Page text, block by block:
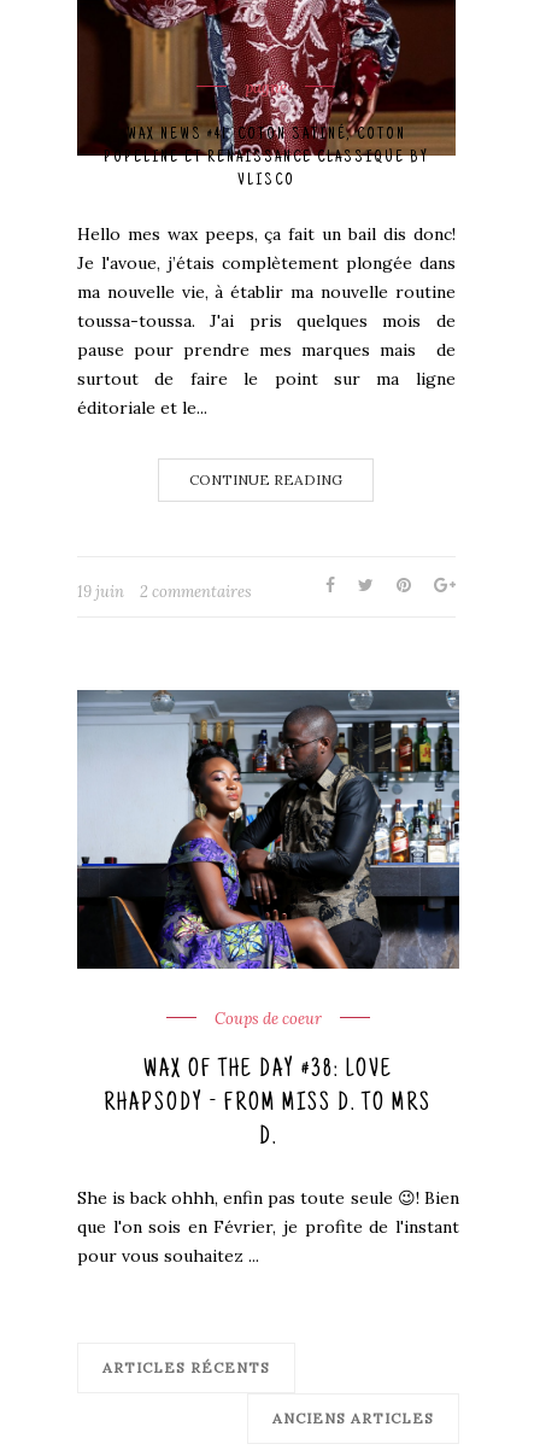
pagne
WAX NEWS #41: COTON SATINÉ, COTON
POPELINE ET RENAISSANCE CLASSIQUE BY
VLISCO
Hello mes wax peeps, ça fait un bail dis donc!
Je l'avoue, j’étais complètement plongée dans
ma nouvelle vie, à établir ma nouvelle routine
toussa-toussa. J'ai pris quelques mois de
pause pour prendre mes marques mais de
surtout de faire le point sur ma ligne
éditoriale et le...
CONTINUE READING
19 juin 2 commentaires
Coups de coeur
WAX OF THE DAY #38: LOVE
RHAPSODY - FROM MISS D. TO MRS
D.
She is back ohhh, enfin pas toute seule 😉! Bien
que l'on sois en Février, je profite de l'instant
pour vous souhaitez ...
ARTICLES RÉCENTS
ANCIENS ARTICLES